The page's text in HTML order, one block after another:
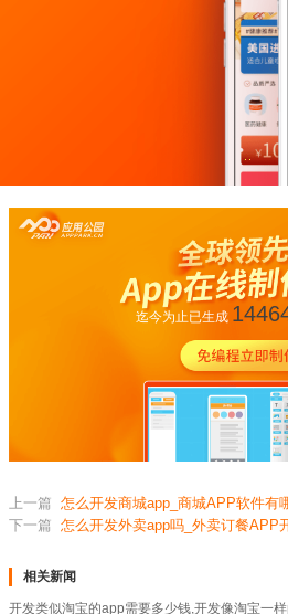
迄今为止已生成
上一篇 怎么开发商城app_商城APP软件有
下一篇 怎么开发外卖app吗_外卖订餐APP
相关新闻
开发类似淘宝的app需要多少钱,开发像淘宝一